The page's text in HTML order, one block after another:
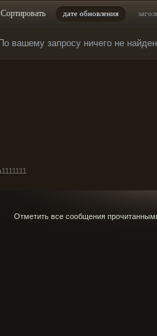
Сортировать дате обновления
По вашему запросу ничего не
Отметить все сообщения